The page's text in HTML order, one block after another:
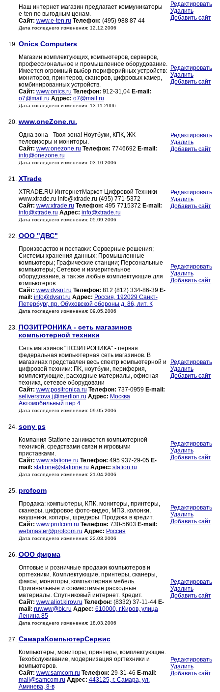
Наш интернет магазин предлагает коммуникаторы
e-ten по выгодным ценам.
Сайт: www.e-ten.ru Телефон: (495) 988 87 44
Дата последнего изменения: 12.12.2006
Редактировать
Удалить
Добавить сайт
19. Onics Computers
Магазин комплектующих, компьютеров, серверов,
профессиональное и промышленное оборудование.
Имеется огромный выбор периферийных устройств:
мониторов, принтеров, сканеров, цифровых камер,
комбинированных устройств.
Сайт: www.onics.ru Телефон: 912-31,04 E-mail:
o7@mail.ru Адрес: o7@mail.ru
Дата последнего изменения: 13.11.2006
Редактировать
Удалить
Добавить сайт
20. www.oneZone.ru.
Одна зона - Твоя зона! Ноутбуки, КПК, ЖК-
телевизоры и мониторы.
Сайт: www.onezone.ru Телефон: 7746692 E-mail:
info@onezone.ru
Дата последнего изменения: 03.10.2006
Редактировать
Удалить
Добавить сайт
21. XTrade
XTRADE.RU ИнтернетМаркет Цифровой Техники
www.xtrade.ru info@xtrade.ru (495) 771-5372
Сайт: www.xtrade.ru Телефон: 495 7715372 E-mail:
info@xtrade.ru Адрес: info@xtrade.ru
Дата последнего изменения: 05.09.2006
Редактировать
Удалить
Добавить сайт
22. ООО "ДВС"
Производство и поставки: Серверные решения;
Системы хранения данных; Промышленные
компьютеры; Графические станции; Персональные
компьютеры; Сетевое и измерительное
оборудование, а так же любые комплектующие для
компьютеров
Сайт: www.dvsnt.ru Телефон: 812 (812) 334-86-39 E-
mail: info@dvsnt.ru Адрес: Россия, 192029 Санкт-
Петербург, пр. Обуховской обороны д. 86, лит. К
Дата последнего изменения: 09.05.2006
Редактировать
Удалить
Добавить сайт
23. ПОЗИТРОНИКА - сеть магазинов
компьютерной техники
Сеть магазинов "ПОЗИТРОНИКА" - первая
федеральная компьютерная сеть магазинов. В
магазинах представлен весь спектр компьютерной и
цифровой техники: ПК, ноутбуки, периферия,
комплектующие, расходные материалы, офисная
техника, сетевое оборудовани
Сайт: www.positronica.ru Телефон: 737-0959 E-mail:
seliverstova.j@merlion.ru Адрес: Москва
Автомобильный пер 4
Дата последнего изменения: 09.05.2006
Редактировать
Удалить
Добавить сайт
24. sony ps
Компания Statione занимается компьютерной
техникой, средствами связи и игровыми
приставками.
Сайт: www.statione.ru Телефон: 495 937-29-05 E-
mail: statione@statione.ru Адрес: station.ru
Дата последнего изменения: 21.04.2006
Редактировать
Удалить
Добавить сайт
25. profcom
Продажа: компьютеры, КПК, мониторы, принтеры,
сканеры, цифровое фото-видео, МП3, колонки,
наушники, копиры, шредеры. Продажа в кредит.
Сайт: www.profcom.ru Телефон: 730-5603 E-mail:
webmaster@profcom.ru Адрес: Россия
Дата последнего изменения: 22.03.2006
Редактировать
Удалить
Добавить сайт
26. ООО фирма
Оптовые и розничные продажи компьютеров и
оргтехники. Комплектующие, принтеры, сканеры,
факсы, мониторы, компьютерная мебель.
Оригинальные и совместимые расходные
материалы. Спутниковый интернет. Кредит.
Сайт: www.aliot.kirov.ru Телефон: (8332) 37-11-44 E-
mail: ruwww@bk.ru Адрес: 610000, г.Киров, улица
Ленина 85
Дата последнего изменения: 18.03.2006
Редактировать
Удалить
Добавить сайт
27. СамараКомпьютерСервис
Компьютеры, мониторы, принтеры, комплектующие.
Техобслуживание, модернизация оргтехники и
компьютеров.
Сайт: www.samcom.ru Телефон: 29-31-46 E-mail:
mail@samcom.ru Адрес: 443125, г. Самара, ул.
Аминева, 8-в
Редактировать
Удалить
Добавить сайт